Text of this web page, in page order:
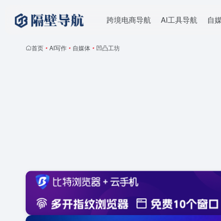
跨境电商导航 AI工具导航 自
首页 • AI写作 • 自媒体 • 凹凸工坊